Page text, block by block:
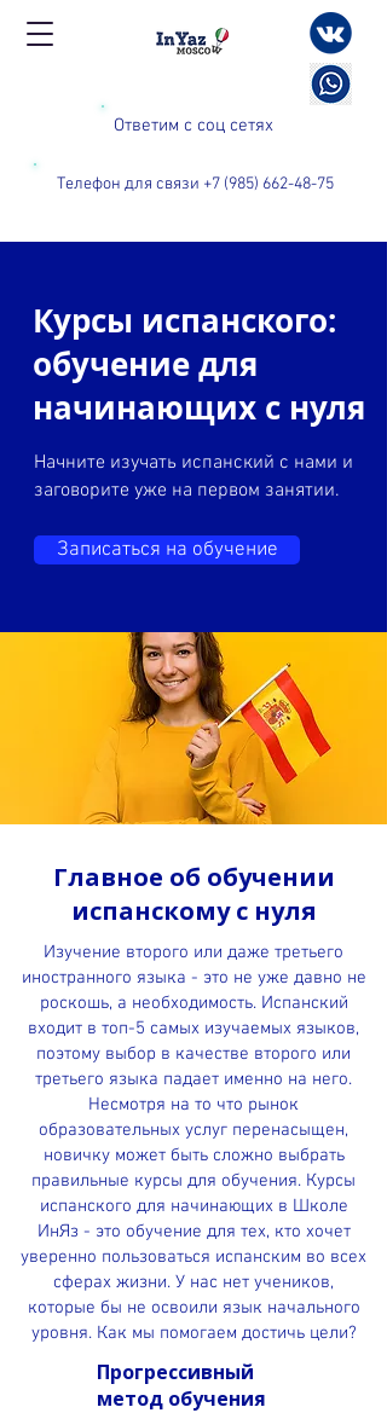
Телефон для связи +7 (985) 662-48-75
Ответим с соц сетях
Курсы испанского:
обучение для
начинающих с нуля
Начните изучать испанский с нами и
заговорите уже на первом занятии.
Записаться на обучение
Главное об обучении
испанскому с нуля
Изучение второго или даже третьего
иностранного языка - это не уже давно не
роскошь, а необходимость. Испанский
входит в топ-5 самых изучаемых языков,
поэтому выбор в качестве второго или
третьего языка падает именно на него.
Несмотря на то что рынок
образовательных услуг перенасыщен,
новичку может быть сложно выбрать
правильные курсы для обучения. Курсы
испанского для начинающих в Школе
ИнЯз - это обучение для тех, кто хочет
уверенно пользоваться испанским во всех
сферах жизни. У нас нет учеников,
которые бы не освоили язык начального
уровня. Как мы помогаем достичь цели?
Прогрессивный
метод обучения